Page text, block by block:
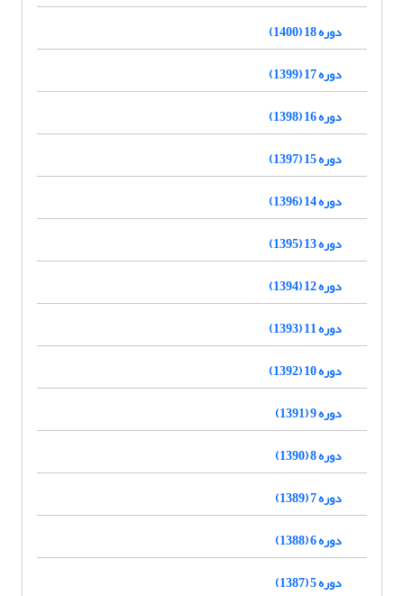
دوره 18 (1400)
دوره 17 (1399)
دوره 16 (1398)
دوره 15 (1397)
دوره 14 (1396)
دوره 13 (1395)
دوره 12 (1394)
دوره 11 (1393)
دوره 10 (1392)
دوره 9 (1391)
دوره 8 (1390)
دوره 7 (1389)
دوره 6 (1388)
دوره 5 (1387)